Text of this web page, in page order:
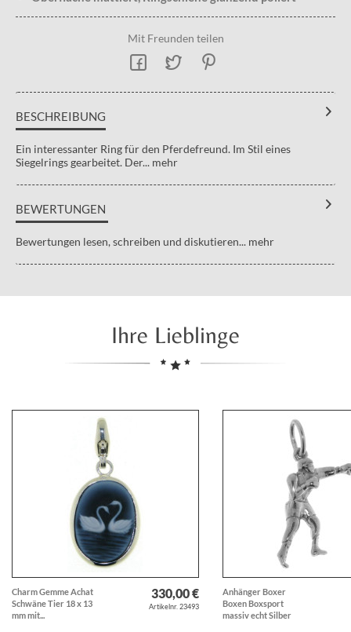
Mit Freunden teilen
BESCHREIBUNG
Ein interessanter Ring für den Pferdefreund. Im Stil eines
Siegelrings gearbeitet. Der... mehr
BEWERTUNGEN
Bewertungen lesen, schreiben und diskutieren... mehr
Ihre Lieblinge
Charm Gemme Achat
Schwäne Tier 18 x 13
mm mit...
330,00 €
Artikelnr. 23493
Anhänger Boxer
Boxen Boxsport
massiv echt Silber